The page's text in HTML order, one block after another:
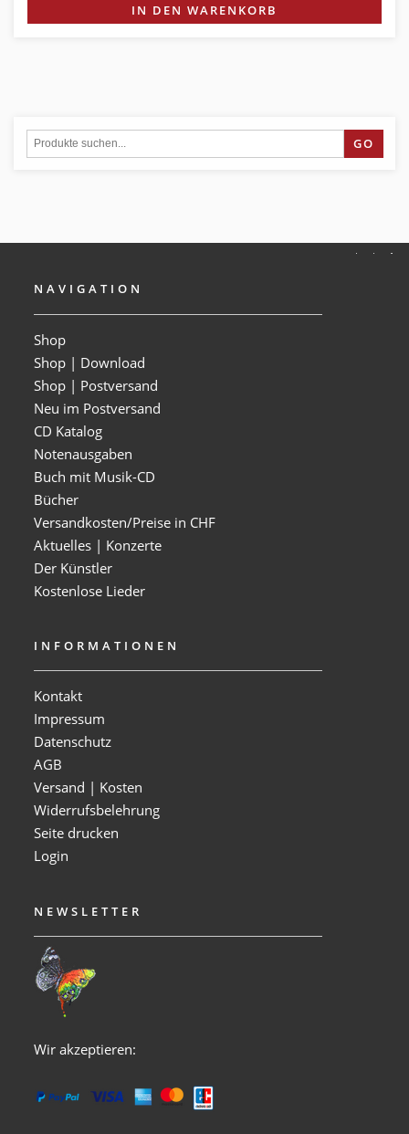
IN DEN WARENKORB
GO
NAVIGATION
Shop
Shop | Download
Shop | Postversand
Neu im Postversand
CD Katalog
Notenausgaben
Buch mit Musik-CD
Bücher
Versandkosten/Preise in CHF
Aktuelles | Konzerte
Der Künstler
Kostenlose Lieder
INFORMATIONEN
Kontakt
Impressum
Datenschutz
AGB
Versand | Kosten
Widerrufsbelehrung
Seite drucken
Login
NEWSLETTER
Wir akzeptieren: